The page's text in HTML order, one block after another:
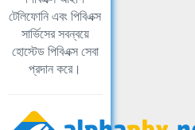
টেলিফোনি এবং পিবিএক্স
সার্ভিসের সবন্বয়ে
হোস্টেড পিবিএক্স সেবা
প্রদান করে।